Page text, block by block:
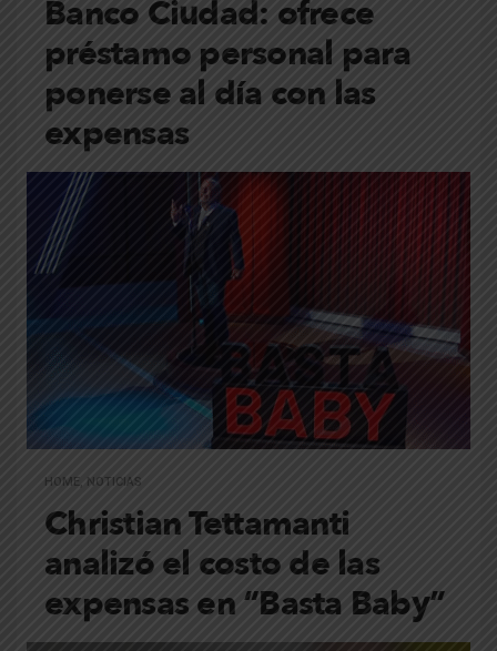
Banco Ciudad: ofrece
préstamo personal para
ponerse al día con las
expensas
HOME NOTICIAS
Christian Tettamanti
analizó el costo de las
expensas en “Basta Baby”